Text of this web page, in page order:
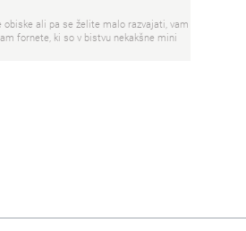
obiske ali pa se želite malo razvajati, vam
fornete, ki so v bistvu nekakšne mini